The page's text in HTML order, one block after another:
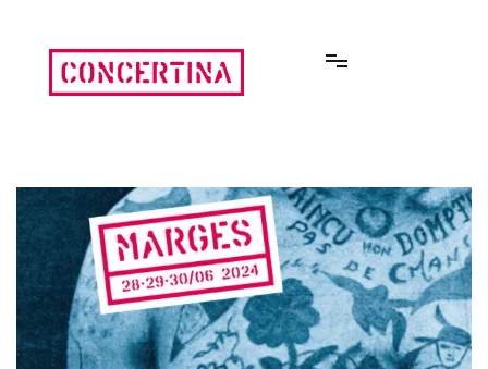
contenu